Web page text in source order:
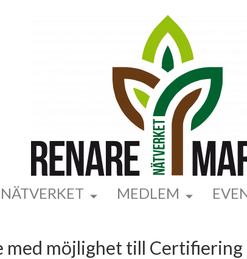
NÄTVERKET MEDLEM
med möjlighet till Certifiering